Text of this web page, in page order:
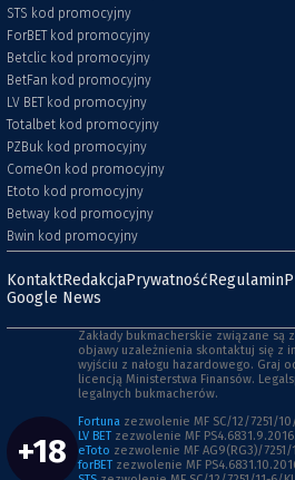
STS kod promocyjny
ForBET kod promocyjny
Betclic kod promocyjny
BetFan kod promocyjny
LV BET kod promocyjny
Totalbet kod promocyjny
PZBuk kod promocyjny
ComeOn kod promocyjny
Etoto kod promocyjny
Betway kod promocyjny
Bwin kod promocyjny
KontaktRedakcjaPrywatnośćRegulamin
Google News
+18
Zakłady bukmacherskie związane są
objawy uzależnienia skontaktuj się z
wyjściu z nałogu hazardowego. Graj
licencją Ministerstwa Finansów.
legalnych bukmacherów.
Fortuna zezwolenie MF SC/12/7251/
LV BET zezwolenie MF
eToto zezwolenie MF AG9(RG3)/7251/
forBET zezwolenie MF